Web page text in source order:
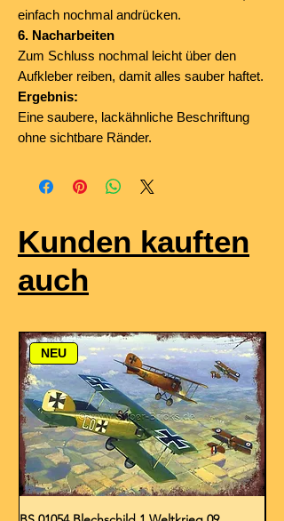
einfach nochmal andrücken.
6. Nacharbeiten
Zum Schluss nochmal leicht über den
Aufkleber reiben, damit alles sauber haftet.
Ergebnis:
Eine saubere, lackähnliche Beschriftung
ohne sichtbare Ränder.
Kunden kauften
auch
NEU